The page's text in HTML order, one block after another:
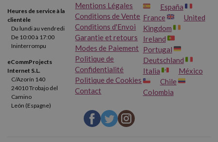
Heures de service à la
clientèle
Du lundi au vendredi
De 10:00 à 17:00
Ininterrompu
eCommProjects
Internet S.L.
C/Azorín 140
24010 Trobajo del
Camino
León (Espagne)
Mentions Légales
Conditions de Vente
Conditions d'Envoi
Garantie et retours
Modes de Paiement
Politique de
Confidentialité
Politique de Cookies
Contact
España
France
United
Kingdom
Ireland
Portugal
Deutschland
Italia
México
Chile
Colombia